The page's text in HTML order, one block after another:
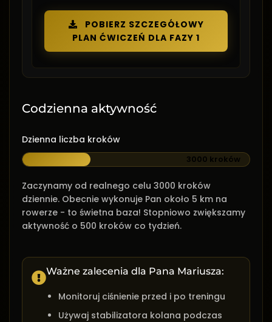
POBIERZ SZCZEGÓŁOWY
PLAN ĆWICZEŃ DLA FAZY 1
Codzienna aktywność
Dzienna liczba kroków
3000 kroków
Zaczynamy od realnego celu 3000 kroków
dziennie. Obecnie wykonuje Pan około 5 km na
rowerze - to świetna baza! Stopniowo zwiększamy
aktywność o 500 kroków co tydzień.
Ważne zalecenia dla Pana Mariusza:
Monitoruj ciśnienie przed i po treningu
Używaj stabilizatora kolana podczas